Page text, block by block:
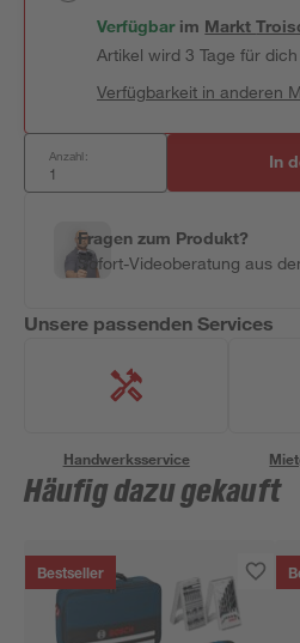
Verfügbar im Markt
Artikel wird 3 Tage für
Verfügbarkeit in anderen
Anzahl: In
Fragen zum Produkt?
Sofort-Videoberatung aus
Unsere passenden Services
Handwerksservice
Häufig dazu gekauft
Bestseller